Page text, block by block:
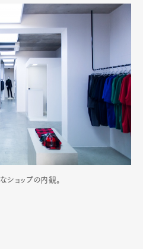
ョップの内観。